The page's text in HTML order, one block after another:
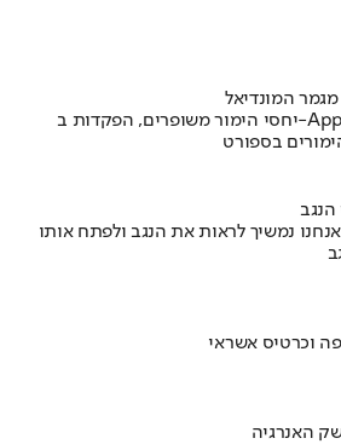
המונדיאל
בספורט
נמשיך לראות את הנגב ולפתח אותו
האנרגיה